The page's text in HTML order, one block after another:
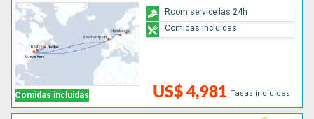
Comidas incluidas US$ 4,981 Tasas incluidas
Room service las 24h
Comidas incluidas